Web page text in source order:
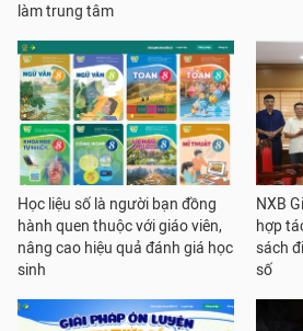
làm trung tâm
Học liệu số là người bạn đồng
hành quen thuộc với giáo viên,
nâng cao hiệu quả đánh giá học
sinh
NXB
hợp
sách
số